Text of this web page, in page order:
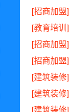
[招商加盟]
[教育培训]
[招商加盟]
[招商加盟]
[建筑装修]
[建筑装修]
[建筑装修]